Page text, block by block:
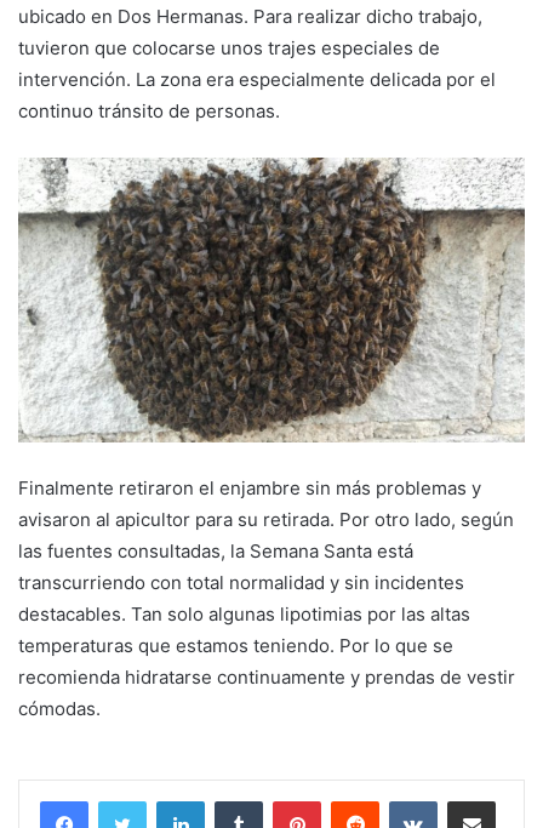
ubicado en Dos Hermanas. Para realizar dicho trabajo,
tuvieron que colocarse unos trajes especiales de
intervención. La zona era especialmente delicada por el
continuo tránsito de personas.
Finalmente retiraron el enjambre sin más problemas y
avisaron al apicultor para su retirada. Por otro lado, según
las fuentes consultadas, la Semana Santa está
transcurriendo con total normalidad y sin incidentes
destacables. Tan solo algunas lipotimias por las altas
temperaturas que estamos teniendo. Por lo que se
recomienda hidratarse continuamente y prendas de vestir
cómodas.